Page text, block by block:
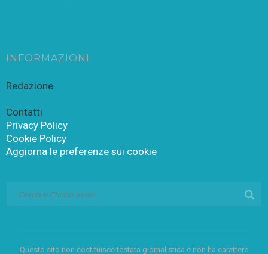
INFORMAZIONI
Redazione
Contatti
Privacy Policy
Cookie Policy
Aggiorna le preferenze sui cookie
Questo sito non costituisce testata giornalistica e non ha carattere